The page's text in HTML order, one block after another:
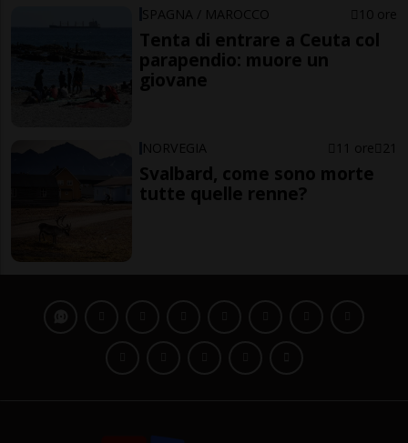
SPAGNA / MAROCCO 10 ore
Tenta di entrare a Ceuta col
parapendio: muore un
giovane
NORVEGIA 11 ore 21
Svalbard, come sono morte
tutte quelle renne?